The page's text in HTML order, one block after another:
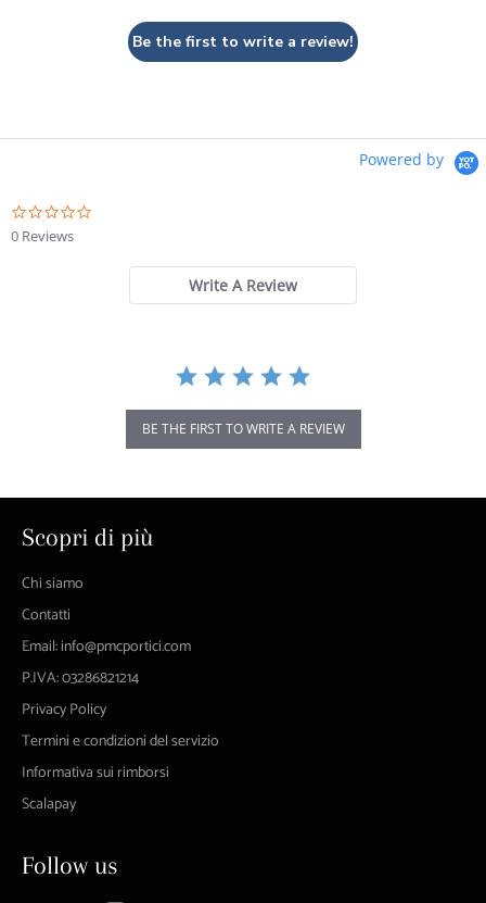
Be the first to write a review!
Powered by
0 Reviews
Write A Review
BE THE FIRST TO WRITE A REVIEW
Scopri di più
Chi siamo
Contatti
Email: info@pmcportici.com
P.IVA: 03286821214
Privacy Policy
Termini e condizioni del servizio
Informativa sui rimborsi
Scalapay
Follow us